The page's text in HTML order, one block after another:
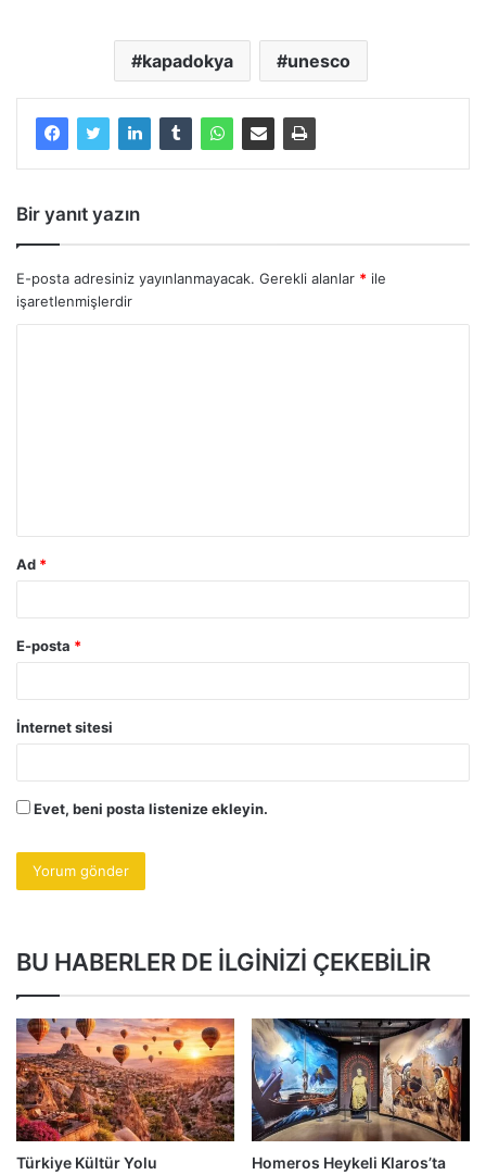
kapadokya unesco
Bir yanıt yazın
E-posta adresiniz yayınlanmayacak. Gerekli alanlar * ile
işaretlenmişlerdir
Ad *
E-posta *
İnternet sitesi
Evet, beni posta listenize ekleyin.
BU HABERLER DE İLGİNİZİ ÇEKEBİLİR
Türkiye Kültür Yolu
Homeros Heykeli Klaros’ta